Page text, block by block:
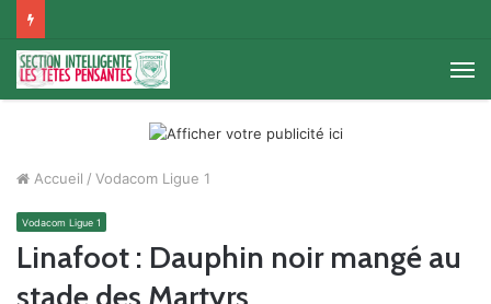
Accueil / Vodacom Ligue 1
Vodacom Ligue 1
Linafoot : Dauphin noir mangé au
stade des Martyrs